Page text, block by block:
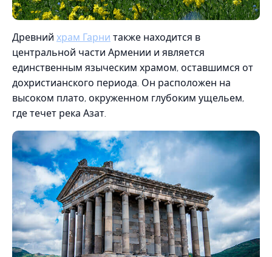
Древний храм Гарни также находится в
центральной части Армении и является
единственным языческим храмом, оставшимся от
дохристианского периода. Он расположен на
высоком плато, окруженном глубоким ущельем,
где течет река Азат.